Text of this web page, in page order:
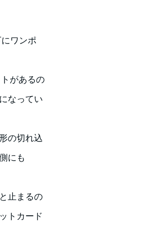
ワンポ
があるの
なってい
の切れ込
にも
止まるの
トカード